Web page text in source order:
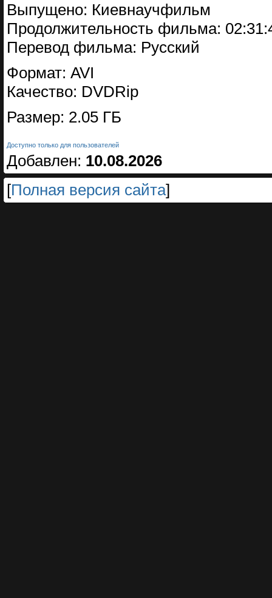
Выпущено: Киевнаучфильм
Продолжительность фильма:
Перевод фильма: Русский
Формат: AVI
Качество: DVDRip
Размер: 2.05 ГБ
Доступно только для пользователей
Добавлен: 10.08.2026
[Полная версия сайта]